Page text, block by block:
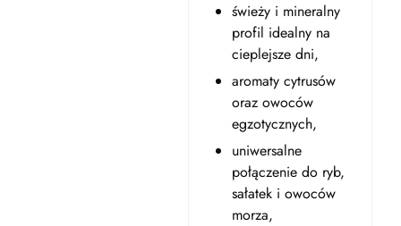
świeży i mineralny
profil idealny na
cieplejsze dni,
aromaty cytrusów
oraz owoców
egzotycznych,
uniwersalne
połączenie do ryb,
sałatek i owoców
morza,